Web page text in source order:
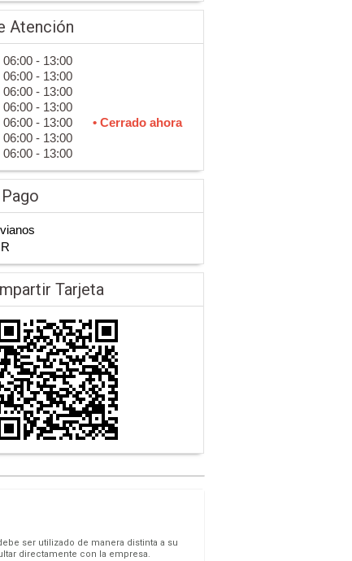
Atención
06:00 - 13:00
06:00 - 13:00
06:00 - 13:00
06:00 - 13:00
06:00 - 13:00
• Cerrado ahora
06:00 - 13:00
06:00 - 13:00
Tarjeta
ser utilizado de manera distinta a su
directamente con la empresa.